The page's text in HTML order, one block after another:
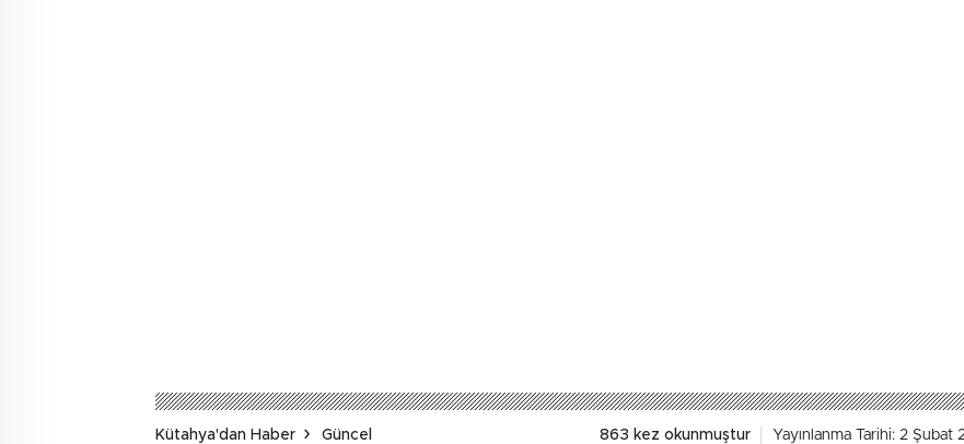
Kütahya'dan Haber Güncel 863 kez okunmuştur Yayınlanma Tarihi: 2 Şubat